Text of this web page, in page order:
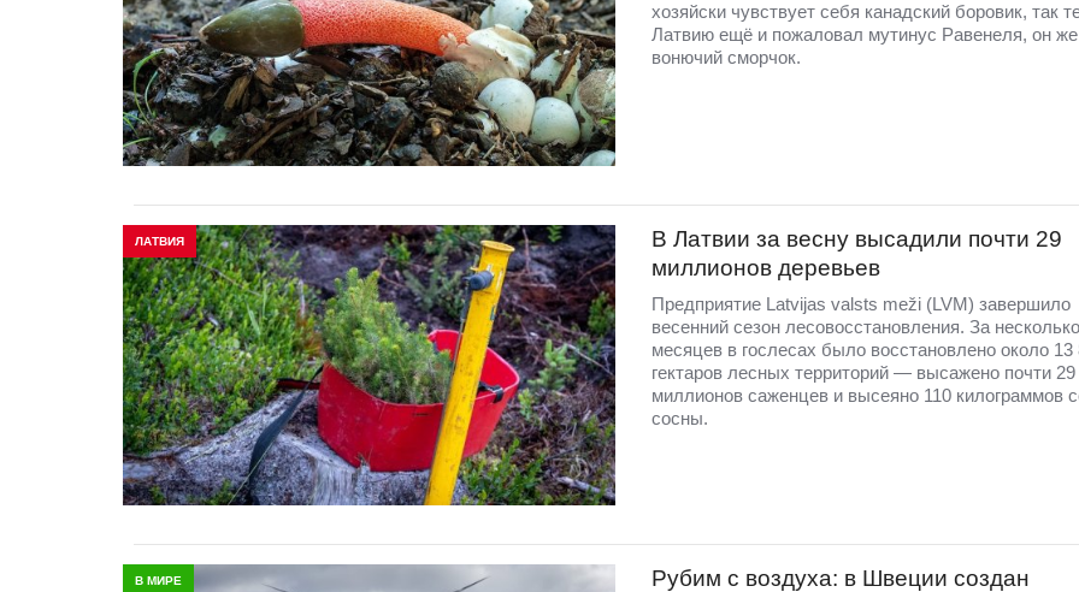
хозяйски чувствует себя канадский боровик, так
Латвию ещё и пожаловал мутинус Равенеля, он
вонючий сморчок.
ЛАТВИЯ
В Латвии за весну высадили почти 29
миллионов деревьев
Предприятие Latvijas valsts meži (LVM) завершило
весенний сезон лесовосстановления. За несколько
месяцев в гослесах было восстановлено около 13
гектаров лесных территорий — высажено почти 29
миллионов саженцев и высеяно 110 килограммов
сосны.
В МИРЕ
Рубим с воздуха: в Швеции создан